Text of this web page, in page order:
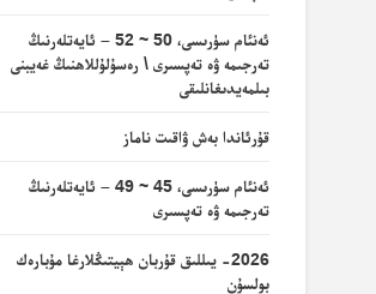
ئەنئام سۈرىسى، 50 ~ 52 – ئايەتلەرنىڭ
تەرجىمە ۋە تەپسىرى \ رەسۇلۇللاھنىڭ غەيبنى
بىلمەيدىغانلىقى
قۇرئاندا بەش ۋاقىت ناماز
ئەنئام سۈرىسى، 45 ~ 49 – ئايەتلەرنىڭ
تەرجىمە ۋە تەپسىرى
2026- يىللىق قۇربان ھېيتىڭلارغا مۇبارەك
بولسۇن